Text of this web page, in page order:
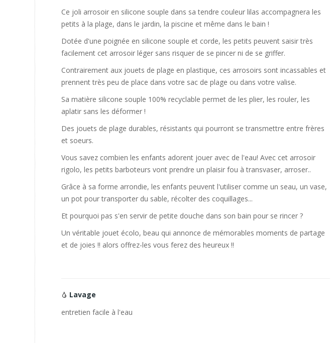
Ce joli arrosoir en silicone souple dans sa tendre couleur lilas accompagnera les
petits à la plage, dans le jardin, la piscine et même dans le bain !
Dotée d'une poignée en silicone souple et corde, les petits peuvent saisir très
facilement cet arrosoir léger sans risquer de se pincer ni de se griffer.
Contrairement aux jouets de plage en plastique, ces arrosoirs sont incassables et
prennent très peu de place dans votre sac de plage ou dans votre valise.
Sa matière silicone souple 100% recyclable permet de les plier, les rouler, les
aplatir sans les déformer !
Des jouets de plage durables, résistants qui pourront se transmettre entre frères
et soeurs.
Vous savez combien les enfants adorent jouer avec de l'eau! Avec cet arrosoir
rigolo, les petits barboteurs vont prendre un plaisir fou à transvaser, arroser..
Grâce à sa forme arrondie, les enfants peuvent l'utiliser comme un seau, un vase,
un pot pour transporter du sable, récolter des coquillages...
Et pourquoi pas s'en servir de petite douche dans son bain pour se rincer ?
Un véritable jouet écolo, beau qui annonce de mémorables moments de partage
et de joies !! alors offrez-les vous ferez des heureux !!
Lavage
entretien facile à l'eau